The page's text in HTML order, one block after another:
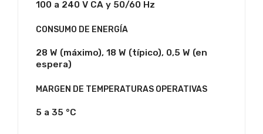
100 a 240 V CA y 50/60 Hz
CONSUMO DE ENERGÍA
28 W (máximo), 18 W (típico), 0,5 W (en
espera)
MARGEN DE TEMPERATURAS OPERATIVAS
5 a 35 °C